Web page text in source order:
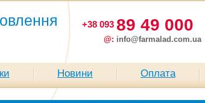
+38 093 89 49 000
@: info@farmalad.com.ua
Новини Оплата